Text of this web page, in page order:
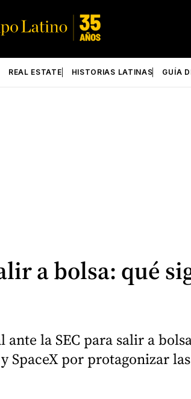
REAL ESTATE HISTORIAS LATINAS GUÍA
a bolsa: qué
la SEC para salir a
por protagonizar